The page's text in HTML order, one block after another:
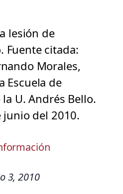
lesión de
Fuente citada:
Morales,
Escuela de
U. Andrés Bello.
junio del 2010.
3, 2010